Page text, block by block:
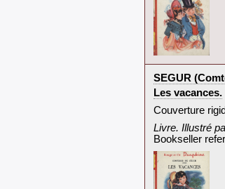
‎SEGUR
‎Les vacances.‎
‎Couverture
‎Livre. Illustré
Bookseller